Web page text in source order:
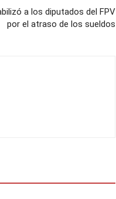
a los diputados del FPV
por el atraso de los sueldos